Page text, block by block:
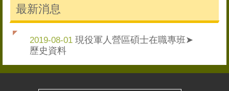
最新消息
2019-08-01現役軍人營區碩士在職專班➤
歷史資料